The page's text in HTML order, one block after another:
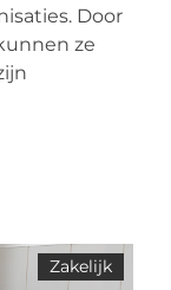
Door
ze
Zakelijk